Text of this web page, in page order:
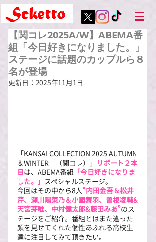
【関コレ2025A/W】ABEMA番
組「今日好きになりました。」
ステージに話題のカップルら８
名が登場
更新日： 2025年11月1日
「KANSAI COLLECTION 2025 AUTUMN
＆WINTER　（関コレ）」 リポート２本
目は、ABEMA番組 「今日好きになりま
した。」 スペシャルステージ。
今回はその中から8人“内田金吾＆松井
芹、瀬川陽菜乃＆小國舞羽、曽根凌輔&
天宮芽唯、 中村健太郎&藤田みあ”のス
テージをご紹介。番組とはまた違った
顔を見せてくれた個性あふれる高校生
達に注目してみて頂きたい。